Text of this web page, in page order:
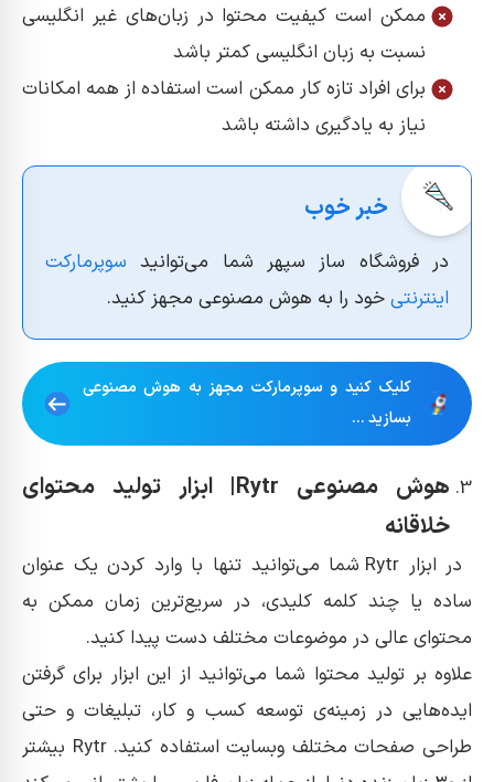
ممکن است کیفیت محتوا در زبان‌های غیر انگلیسی
نسبت به زبان انگلیسی کمتر باشد
برای افراد تازه‌ کار ممکن است استفاده از همه امکانات
نیاز به یادگیری داشته باشد
در فروشگاه ساز سپهر شما می‌توانید سوپرمارکت
اینترنتی خود را به هوش مصنوعی مجهز کنید.
کلیک کنید و سوپرمارکت مجهز به هوش مصنوعی
بسازید ...
هوش مصنوعی Rytr| ابزار تولید محتوای
خلاقانه
در ابزار Rytr شما می‌توانید تنها با وارد کردن یک عنوان
ساده یا چند کلمه کلیدی، در سریع‌ترین زمان ممکن به
محتوای عالی در موضوعات مختلف دست پیدا کنید.
علاوه بر تولید محتوا شما می‌توانید از این ابزار برای گرفتن
ایده‌هایی در زمینه‌ی توسعه کسب و کار، تبلیغات و حتی
طراحی صفحات مختلف وبسایت استفاده کنید. Rytr بیشتر